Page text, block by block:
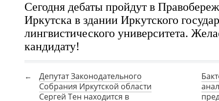
Сегодня дебаты пройдут в
Иркутска в здании Иркутского
лингвистического университета.
кандидату!
Депутат Законодательного
Собрания Иркутской области
Сергей Тен находится в